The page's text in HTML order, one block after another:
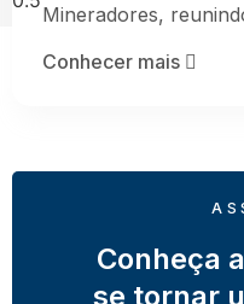
Mineradores,
Conhecer mais
Conheça
se tornar